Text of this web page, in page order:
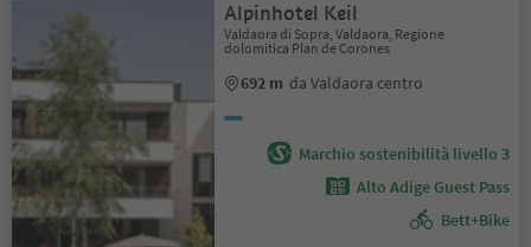
Alpinhotel Keil
Valdaora di Sopra, Valdaora, Regione
dolomitica Plan de Corones
692 m da Valdaora centro
Marchio sostenibilità livello 3
Alto Adige Guest Pass
Bett+Bike